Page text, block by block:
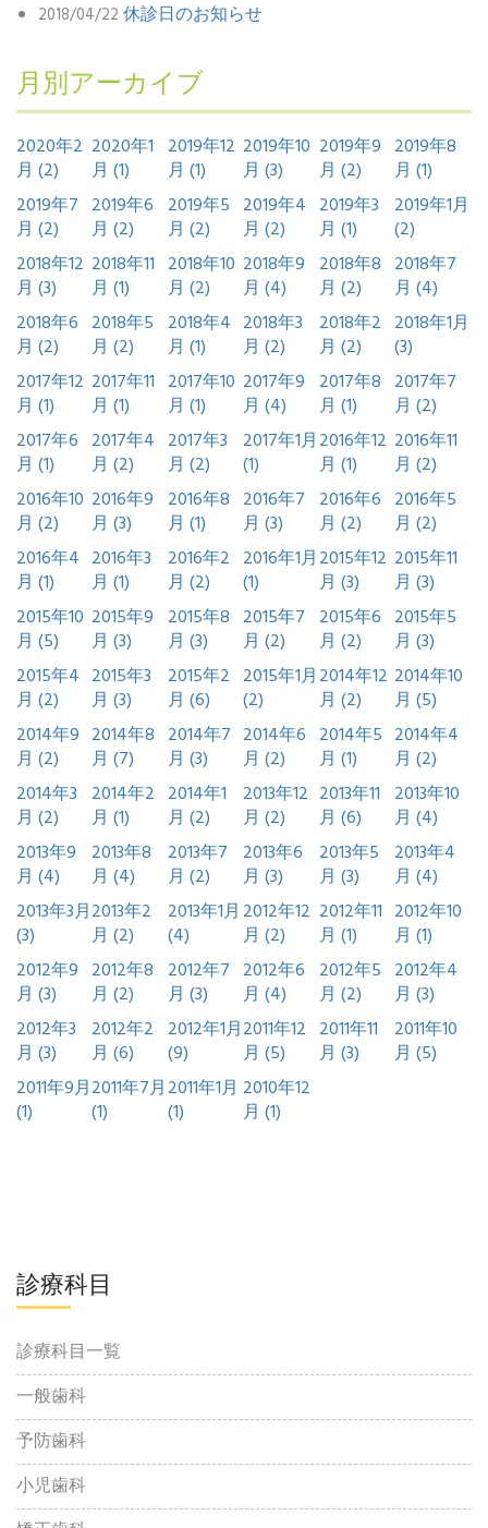
2018/04/22 休診日のお知らせ
月別アーカイブ
2020年2
月 (2)
2020年1
月 (1)
2019年12
月 (1)
2019年10
月 (3)
2019年9
月 (2)
2019年8
月 (1)
2019年7
月 (2)
2019年6
月 (2)
2019年5
月 (2)
2019年4
月 (2)
2019年3
月 (1)
2019年1月
(2)
2018年12
月 (3)
2018年11
月 (1)
2018年10
月 (2)
2018年9
月 (4)
2018年8
月 (2)
2018年7
月 (4)
2018年6
月 (2)
2018年5
月 (2)
2018年4
月 (1)
2018年3
月 (2)
2018年2
月 (2)
2018年1月
(3)
2017年12
月 (1)
2017年11
月 (1)
2017年10
月 (1)
2017年9
月 (4)
2017年8
月 (1)
2017年7
月 (2)
2017年6
月 (1)
2017年4
月 (2)
2017年3
月 (2)
2017年1月
(1)
2016年12
月 (1)
2016年11
月 (2)
2016年10
月 (2)
2016年9
月 (3)
2016年8
月 (1)
2016年7
月 (3)
2016年6
月 (2)
2016年5
月 (2)
2016年4
月 (1)
2016年3
月 (1)
2016年2
月 (2)
2016年1月
(1)
2015年12
月 (3)
2015年11
月 (3)
2015年10
月 (5)
2015年9
月 (3)
2015年8
月 (3)
2015年7
月 (2)
2015年6
月 (2)
2015年5
月 (3)
2015年4
月 (2)
2015年3
月 (3)
2015年2
月 (6)
2015年1月
(2)
2014年12
月 (2)
2014年10
月 (5)
2014年9
月 (2)
2014年8
月 (7)
2014年7
月 (3)
2014年6
月 (2)
2014年5
月 (1)
2014年4
月 (2)
2014年3
月 (2)
2014年2
月 (1)
2014年1
月 (2)
2013年12
月 (2)
2013年11
月 (6)
2013年10
月 (4)
2013年9
月 (4)
2013年8
月 (4)
2013年7
月 (2)
2013年6
月 (3)
2013年5
月 (3)
2013年4
月 (4)
2013年3月
(3)
2013年2
月 (2)
2013年1月
(4)
2012年12
月 (2)
2012年11
月 (1)
2012年10
月 (1)
2012年9
月 (3)
2012年8
月 (2)
2012年7
月 (3)
2012年6
月 (4)
2012年5
月 (2)
2012年4
月 (3)
2012年3
月 (3)
2012年2
月 (6)
2012年1月
(9)
2011年12
月 (5)
2011年11
月 (3)
2011年10
月 (5)
2011年9月
(1)
2011年7月
(1)
2011年1月
(1)
2010年12
月 (1)
診療科目
診療科目一覧
一般歯科
予防歯科
小児歯科